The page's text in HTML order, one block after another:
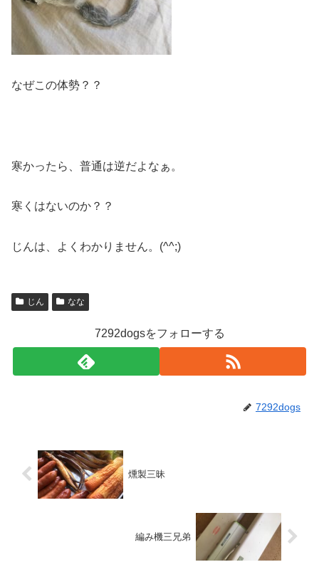
なぜこの体勢？？
寒かったら、普通は逆だよなぁ。
寒くはないのか？？
じんは、よくわかりません。(^^;)
じん なな
7292dogsをフォローする
7292dogs
燻製三昧
編み機三兄弟